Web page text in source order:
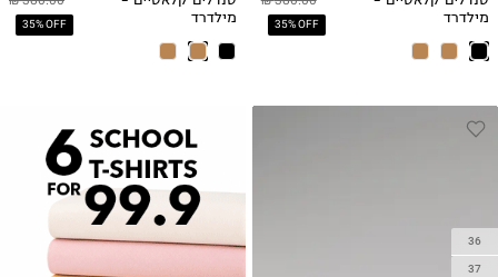
35% OFF
מילדרד
35% OFF
מילדרד
36
37